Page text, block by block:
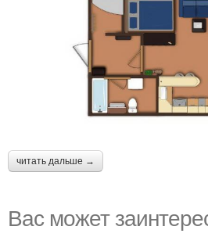
читать дальше →
Вас может